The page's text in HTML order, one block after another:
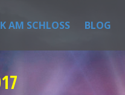
AM SCHLOSS BLOG